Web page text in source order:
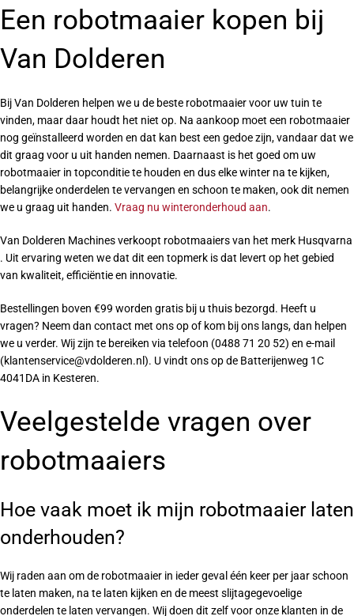
Een robotmaaier kopen bij
Van Dolderen
Bij Van Dolderen helpen we u de beste robotmaaier voor uw tuin te
vinden, maar daar houdt het niet op. Na aankoop moet een robotmaaier
nog geïnstalleerd worden en dat kan best een gedoe zijn, vandaar dat we
dit graag voor u uit handen nemen. Daarnaast is het goed om uw
robotmaaier in topconditie te houden en dus elke winter na te kijken,
belangrijke onderdelen te vervangen en schoon te maken, ook dit nemen
we u graag uit handen. Vraag nu winteronderhoud aan.
Van Dolderen Machines verkoopt robotmaaiers van het merk Husqvarna
. Uit ervaring weten we dat dit een topmerk is dat levert op het gebied
van kwaliteit, efficiëntie en innovatie.
Bestellingen boven €99 worden gratis bij u thuis bezorgd. Heeft u
vragen? Neem dan contact met ons op of kom bij ons langs, dan helpen
we u verder. Wij zijn te bereiken via telefoon (0488 71 20 52) en e-mail
(klantenservice@vdolderen.nl). U vindt ons op de Batterijenweg 1C
4041DA in Kesteren.
Veelgestelde vragen over
robotmaaiers
Hoe vaak moet ik mijn robotmaaier laten
onderhouden?
Wij raden aan om de robotmaaier in ieder geval één keer per jaar schoon
te laten maken, na te laten kijken en de meest slijtagegevoelige
onderdelen te laten vervangen. Wij doen dit zelf voor onze klanten in de